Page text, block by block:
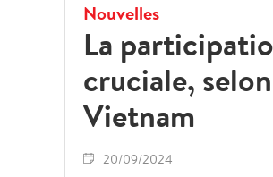
Nouvelles
La
cruciale,
Vietnam
20/09/2024